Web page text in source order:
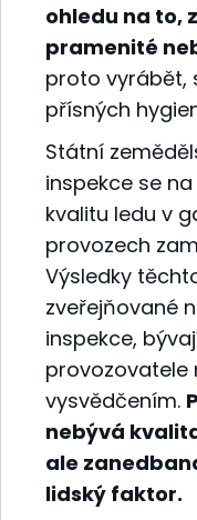
ohledu na to,
pramenité
proto vyrábět,
přísných
Státní
inspekce se
kvalitu ledu v
provozech
Výsledky
zveřejňované
inspekce,
provozovatele
vysvědčením.
nebývá
ale
lidský faktor.